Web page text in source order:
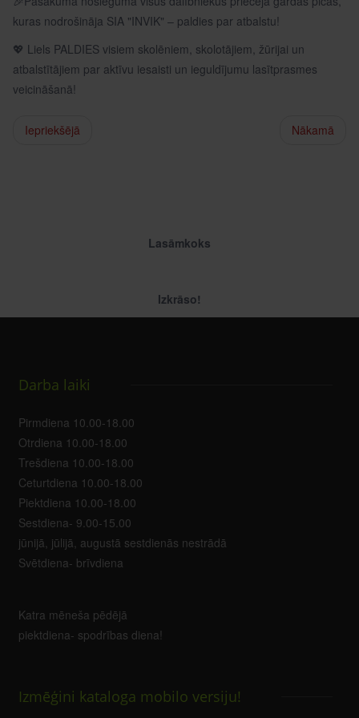
kuras nodrošināja SIA "INVIK" – paldies par atbalstu!
💖 Liels PALDIES visiem skolēniem, skolotājiem, žūrijai un
atbalstītājiem par aktīvu iesaisti un ieguldījumu lasītprasmes
veicināšanā!
Iepriekšējā Nākamā
Lasāmkoks
Izkrāso!
Darba laiki
Pirmdiena 10.00-18.00
Otrdiena 10.00-18.00
Trešdiena 10.00-18.00
Ceturtdiena 10.00-18.00
Piektdiena 10.00-18.00
Sestdiena- 9.00-15.00
jūnijā, jūlijā, augustā sestdienās nestrādā
Svētdiena- brīvdiena
Katra mēneša pēdējā
piektdiena- spodrības diena!
Izmēģini kataloga mobilo versiju!